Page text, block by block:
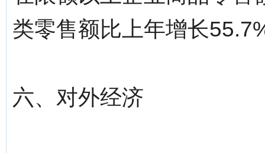
类零售额比上年增长
六、对外经济